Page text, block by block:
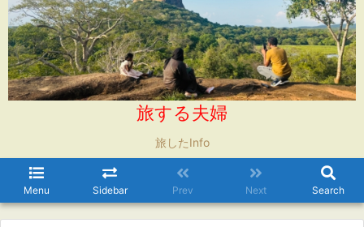
旅する夫婦
旅したInfo
Menu Sidebar Prev Next Search